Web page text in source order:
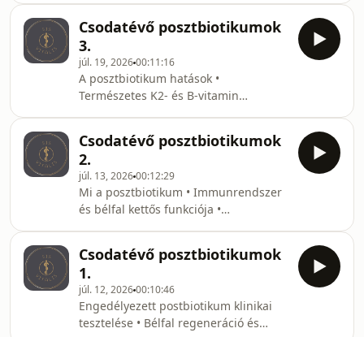
képességek és rutinszerű működés •
Alkalmazkodás új környezethez •
Demencia kialakulásának elkerülése
Csodatévő posztbiotikumok
3.
júl. 19, 202600:11:16
A posztbiotikum hatások •
Természetes K2- és B-vitamin
autoimmun betegségekben •
Áteresztő bélfal helyreállítása •
Szelektív bakteriális visszaszorítás
akár SIBO esetén is • Hisztamin
intolerancia javítás • Kandida kiűzése
• Miért ilyen hatékony •
Gyógyszerfelszívódás megváltozása és
orvosi kontroll
Csodatévő posztbiotikumok
2.
júl. 13, 202600:12:29
Mi a posztbiotikum • Immunrendszer
és bélfal kettős funkciója •
anyagcsere termékek •
Gyógyszerfelszívódás és béláteresztő
képesség megváltozása • Mikrobiom
egyensúly és krónikus gyulladások •
Szigorú laboratóriumi
Csodatévő posztbiotikumok
1.
júl. 12, 202600:10:46
Engedélyezett postbiotikum klinikai
tesztelése • Bélfal regeneráció és